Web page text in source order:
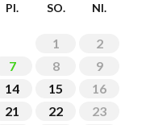
PI. SO. NI.
1
2
7 8
9
14 15
16
21 22
23